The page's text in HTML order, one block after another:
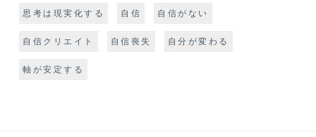
思考は現実化する 自信 自信がない
自信クリエイト 自信喪失 自分が変わる
軸が安定する